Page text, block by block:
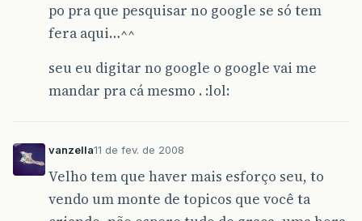
po pra que pesquisar no google se só tem
fera aqui…^^
seu eu digitar no google o google vai me
mandar pra cá mesmo . :lol:
vanzella11 de fev. de 2008
Velho tem que haver mais esforço seu, to
vendo um monte de topicos que você ta